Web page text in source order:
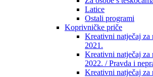
Latice
Ostali programi
Koprivničke priče
Kreativni natječaj
2021.
Kreativni natječaj
2022. / Pravda i
Kreativni natječaj